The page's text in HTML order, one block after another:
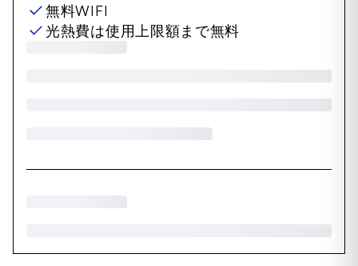
無料WIFI
光熱費は使用上限額まで無料